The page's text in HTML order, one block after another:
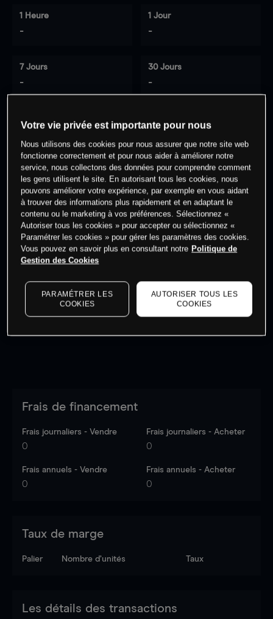
1 Heure
-
1 Jour
-
7 Jours
-
30 Jours
-
cet actif
Commencez à trader
dernières données du marché.
market data
Frais de financement
Frais journaliers - Vendre
0
Frais journaliers - Acheter
0
Frais annuels - Vendre
0
Frais annuels - Acheter
0
Taux de marge
Palier Nombre d’unités Taux
Les détails des transactions
Votre vie privée est importante pour nous
Nous utilisons des cookies pour nous assurer que notre site web
fonctionne correctement et pour nous aider à améliorer notre
service, nous collectons des données pour comprendre comment
les gens utilisent le site. En autorisant tous les cookies, nous
pouvons améliorer votre expérience, par exemple en vous aidant
à trouver des informations plus rapidement et en adaptant le
contenu ou le marketing à vos préférences. Sélectionnez «
Autoriser tous les cookies » pour accepter ou sélectionnez «
Paramétrer les cookies » pour gérer les paramètres des cookies.
Vous pouvez en savoir plus en consultant notre Politique de
Gestion des Cookies
PARAMÉTRER LES
COOKIES
AUTORISER TOUS LES
COOKIES